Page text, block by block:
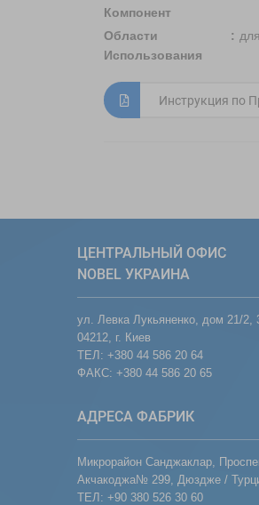
Компонент
Области
Использования
Инструкция по
ЦЕНТРАЛЬНЫЙ ОФИС
NOBEL УКРАИНА
ул. Левка Лукьяненко, дом 21/2,
04212, г. Киев
ТЕЛ: +380 44 586 20 64
ФАКС: +380 44 586 20 65
АДРЕСА ФАБРИК
Микрорайон Санджаклар,
Акчакоджа№ 299, Дюздже /
ТЕЛ: +90 380 526 30 60